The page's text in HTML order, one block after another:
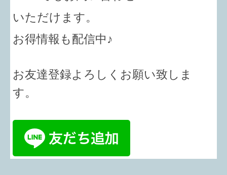
いただけます。
お得情報も配信中♪
お友達登録よろしくお願い致しま
す。